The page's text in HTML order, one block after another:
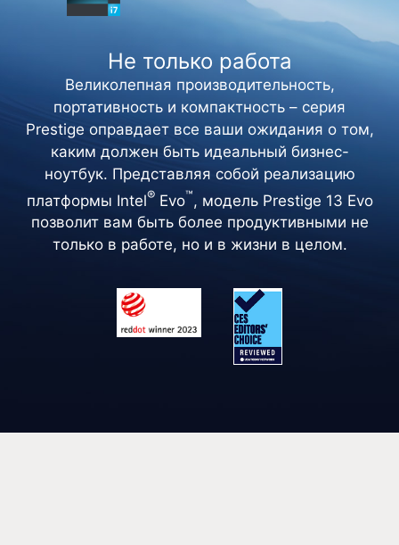
Не только работа
Великолепная производительность,
портативность и компактность – серия
Prestige оправдает все ваши ожидания о том,
каким должен быть идеальный бизнес-
ноутбук. Представляя собой реализацию
платформы Intel®Evo™, модель Prestige 13 Evo
позволит вам быть более продуктивными не
только в работе, но и в жизни в целом.